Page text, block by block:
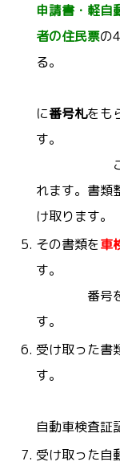
申請書・軽自
者の住民票の
に番号札をも
ここで、
れます。書類
け取ります。
その書類を車
番号を呼
す。
受け取った書
番号を
自動車検査証
受け取った自